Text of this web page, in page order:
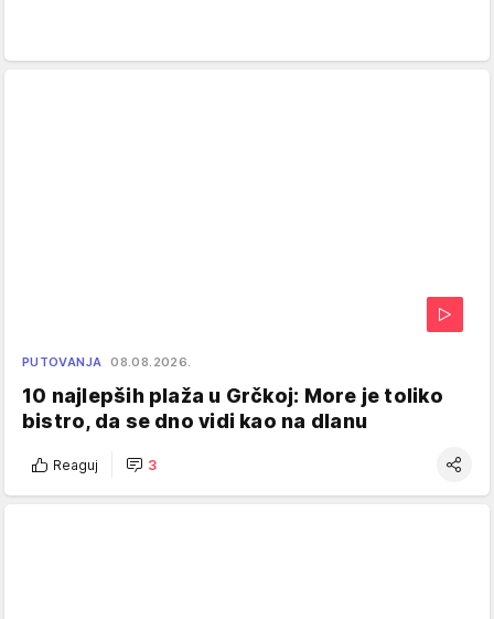
PUTOVANJA 08.08.2026.
10 najlepših plaža u Grčkoj: More je toliko
bistro, da se dno vidi kao na dlanu
Reaguj 3